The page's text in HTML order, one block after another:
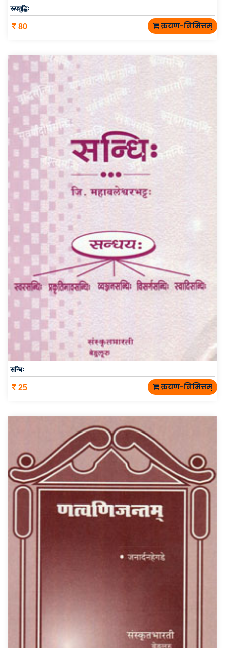
रूपशुद्धिः
80 क्रयण-निमित्तम्
सन्धिः
25 क्रयण-निमित्तम्